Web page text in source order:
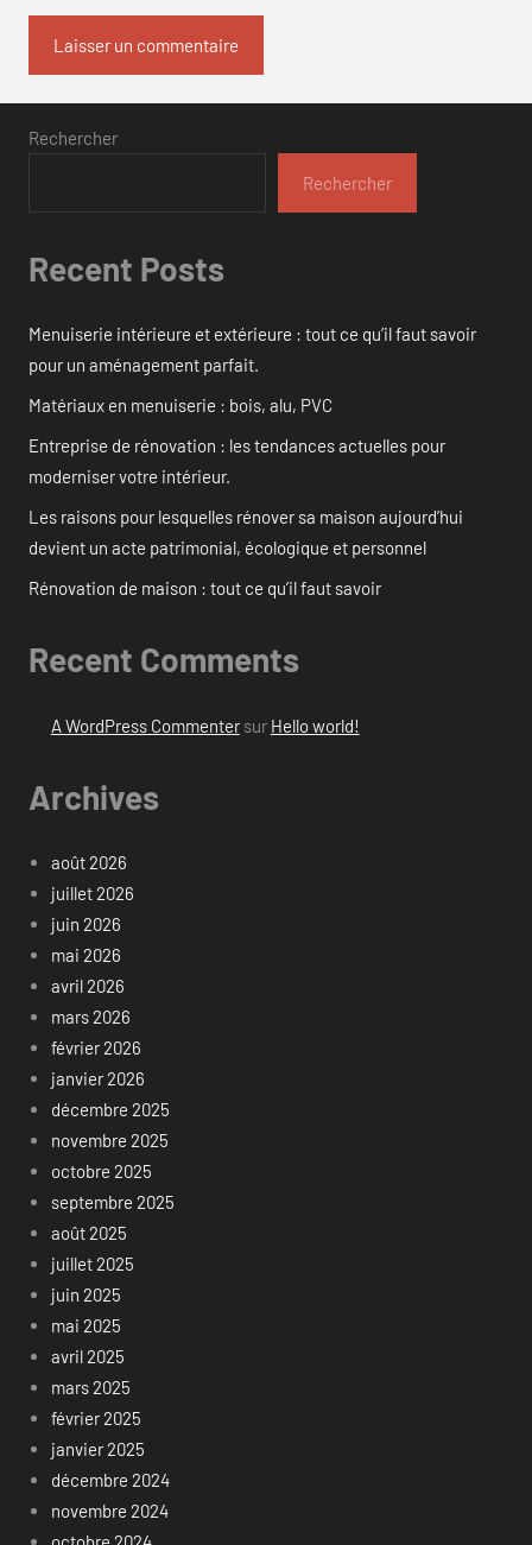
Rechercher
Rechercher
Recent Posts
Menuiserie intérieure et extérieure : tout ce qu’il faut savoir
pour un aménagement parfait.
Matériaux en menuiserie : bois, alu, PVC
Entreprise de rénovation : les tendances actuelles pour
moderniser votre intérieur.
Les raisons pour lesquelles rénover sa maison aujourd’hui
devient un acte patrimonial, écologique et personnel
Rénovation de maison : tout ce qu’il faut savoir
Recent Comments
A WordPress Commentersur Hello world!
Archives
août 2026
juillet 2026
juin 2026
mai 2026
avril 2026
mars 2026
février 2026
janvier 2026
décembre 2025
novembre 2025
octobre 2025
septembre 2025
août 2025
juillet 2025
juin 2025
mai 2025
avril 2025
mars 2025
février 2025
janvier 2025
décembre 2024
novembre 2024